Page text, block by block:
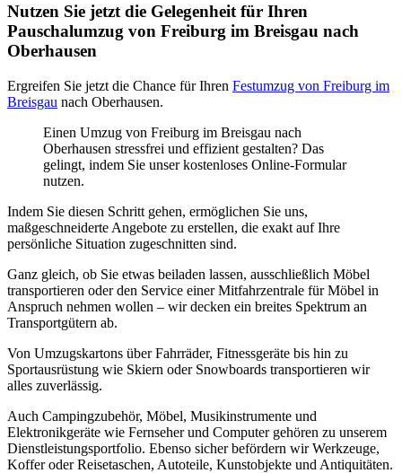
Nutzen Sie jetzt die Gelegenheit für Ihren
Pauschalumzug von Freiburg im Breisgau nach
Oberhausen
Ergreifen Sie jetzt die Chance für Ihren Festumzug von Freiburg im
Breisgau nach Oberhausen.
Einen Umzug von Freiburg im Breisgau nach
Oberhausen stressfrei und effizient gestalten? Das
gelingt, indem Sie unser kostenloses Online-Formular
nutzen.
Indem Sie diesen Schritt gehen, ermöglichen Sie uns,
maßgeschneiderte Angebote zu erstellen, die exakt auf Ihre
persönliche Situation zugeschnitten sind.
Ganz gleich, ob Sie etwas beiladen lassen, ausschließlich Möbel
transportieren oder den Service einer Mitfahrzentrale für Möbel in
Anspruch nehmen wollen – wir decken ein breites Spektrum an
Transportgütern ab.
Von Umzugskartons über Fahrräder, Fitnessgeräte bis hin zu
Sportausrüstung wie Skiern oder Snowboards transportieren wir
alles zuverlässig.
Auch Campingzubehör, Möbel, Musikinstrumente und
Elektronikgeräte wie Fernseher und Computer gehören zu unserem
Dienstleistungsportfolio. Ebenso sicher befördern wir Werkzeuge,
Koffer oder Reisetaschen, Autoteile, Kunstobjekte und Antiquitäten.